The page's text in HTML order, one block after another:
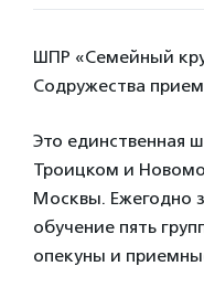
ШПР «Семейный
Содружества
Это единственная
Троицком и
Москвы. Ежегодно
обучение пять
опекуны и